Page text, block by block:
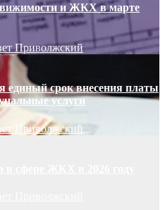
и ЖКХ в марте
Приволжский
единый срок внесения платы
услуги
Приволжский